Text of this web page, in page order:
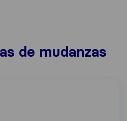
de mudanzas